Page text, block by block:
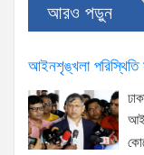
আরও পড়ুন
আইনশৃঙ্খলা পরিস্থিতি